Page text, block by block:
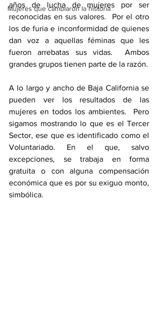
Mujeres que cambiaron la historia
años de lucha de mujeres por ser
reconocidas en sus valores.  Por el otro
los de furia e inconformidad de quienes
dan voz a aquellas féminas que les
fueron arrebatas sus vidas.  Ambos
grandes grupos tienen parte de la razón.
A lo largo y ancho de Baja California se
pueden ver los resultados de las
mujeres en todos los ambientes.  Pero
sigamos mostrando lo que es el Tercer
Sector, ese que es identificado como el
Voluntariado. En el que, salvo
excepciones, se trabaja en forma
gratuita o con alguna compensación
económica que es por su exiguo monto,
simbólica.